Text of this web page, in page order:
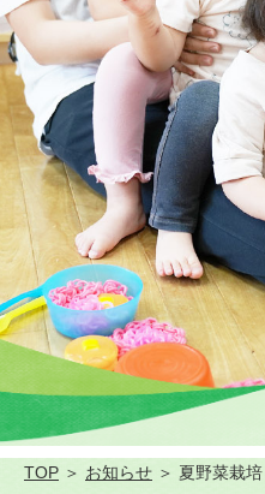
TOP ＞ お知らせ ＞ 夏野菜栽